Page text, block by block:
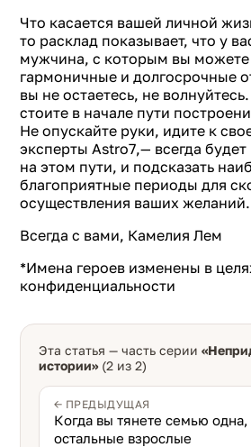
Что касается вашей личной
то расклад показывает, что у
мужчина, с которым вы можете
гармоничные и долгосрочные
вы не остаетесь, не
стоите в начале пути
Не опускайте руки, идите к
эксперты Аstro7,— всегда
на этом пути, и подсказать
благоприятные периоды для
осуществления ваших желаний.
Всегда с вами, Камелия Лем
*Имена героев изменены в
конфиденциальности
Эта статья — часть серии
истории»(2 из 2)
← ПРЕДЫДУЩАЯ
Когда вы тянете семью одна,
остальные взрослые